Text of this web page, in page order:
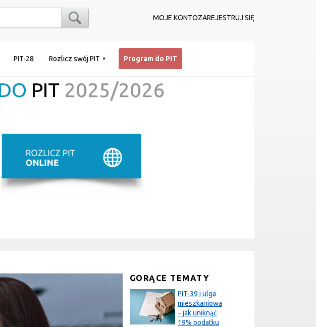
MOJE KONTOZAREJESTRUJ SIĘ
PIT-28 Rozlicz swój PIT Program do PIT
PIT 2025/2026
GORĄCE TEMATY
PIT-39 i ulga
mieszkaniowa
– jak uniknąć
19% podatku